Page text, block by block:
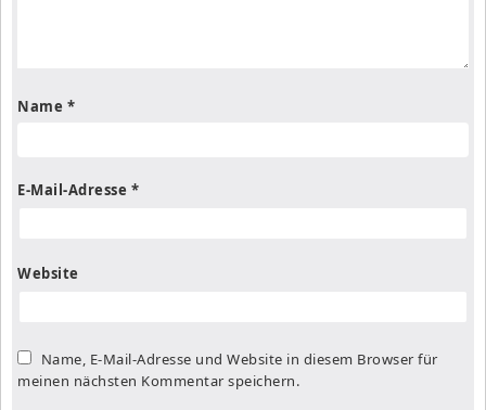
Name *
E-Mail-Adresse *
Website
Name, E-Mail-Adresse und Website in diesem Browser für
meinen nächsten Kommentar speichern.